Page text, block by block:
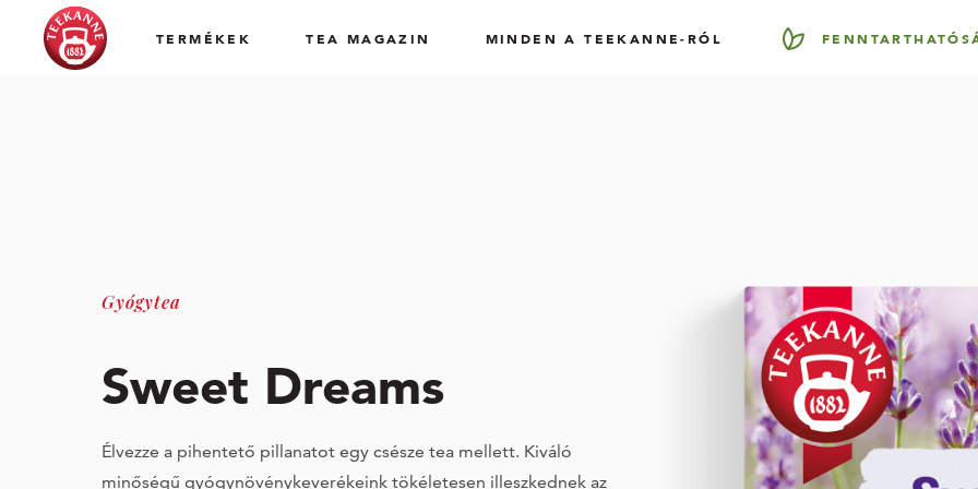
TERMÉKEK TEA MAGAZIN MINDEN A TEEKANNE-RÓL
Gyógytea
Sweet Dreams
Élvezze a pihentető pillanatot egy csésze tea mellett. Kiváló
minőségű gyógynövénykeverékeink tökéletesen illeszkednek az